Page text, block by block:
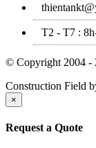
T2 - T7 :
© Copyright 2004 -
Construction Field
×
Request a Quote